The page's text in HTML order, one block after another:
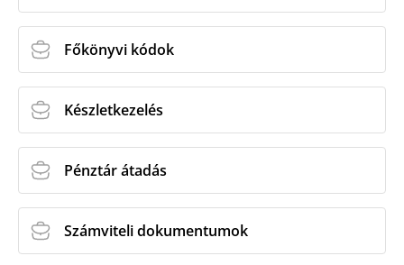
Főkönyvi kódok
Készletkezelés
Pénztár átadás
Számviteli dokumentumok